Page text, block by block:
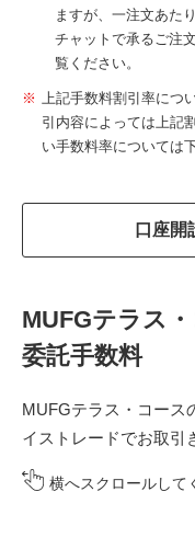
ますが、一注文あた
チャットで承るご注
覧ください。
上記手数料割引率につ
引内容によっては上記
い手数料率については
口座開
MUFGテラス
委託手数料
MUFGテラス・コース
イストレードでお取引
横へスクロールして